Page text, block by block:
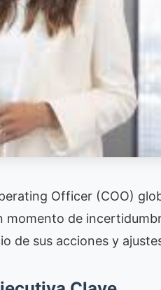
Officer (COO)
momento de
de sus acciones y